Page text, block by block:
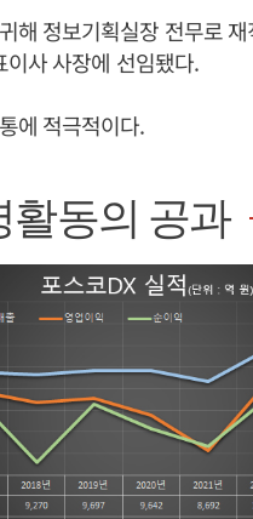
해 정보기획실장 전무로
이사 사장에 선임됐다.
에 적극적이다.
활동의 공과